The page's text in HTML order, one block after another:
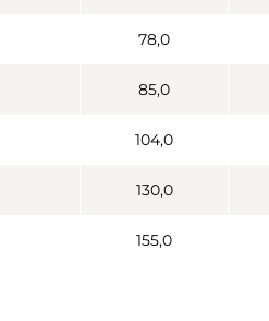
78,0
85,0
104,0
130,0
155,0